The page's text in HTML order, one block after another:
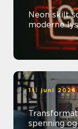
Neon skilt
moderne
11. juni 2026
Transformator nøkkelen
spenning